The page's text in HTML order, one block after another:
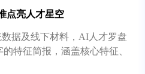
点亮人才星空
据及线下材料，AI人才罗盘
特征简报，涵盖核心特征、